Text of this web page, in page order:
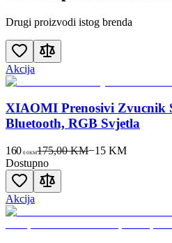
Drugi proizvodi istog brenda
Akcija
XIAOMI Prenosivi Zvucnik
Bluetooth, RGB Svjetla
160 00KM175,00 KM−15 KM
Dostupno
Akcija